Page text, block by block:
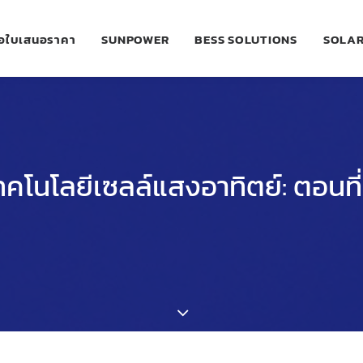
ใบเสนอราคา SUNPOWER BESS SOLUTIONS
คโนโลยีเซลล์แสงอาทิตย์: ตอน